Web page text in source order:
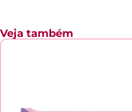
Veja também